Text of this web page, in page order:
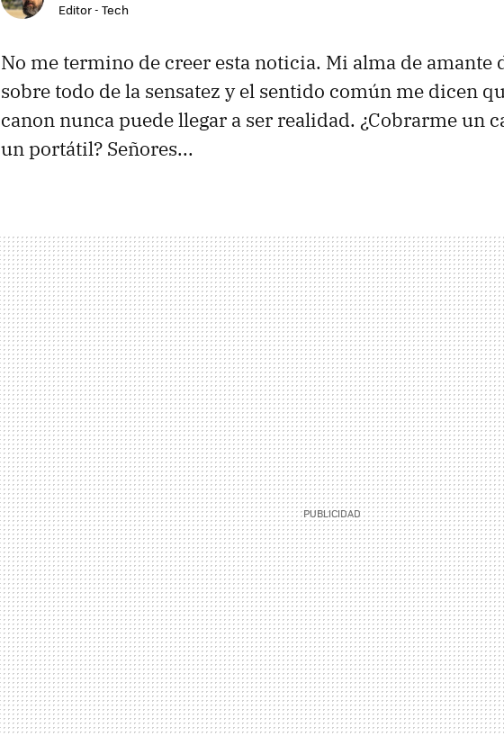
Editor - Tech
No me termino de creer esta noticia. Mi alma de amante
sobre todo de la sensatez y el sentido común me dicen
canon nunca puede llegar a ser realidad. ¿Cobrarme un
un portátil? Señores...